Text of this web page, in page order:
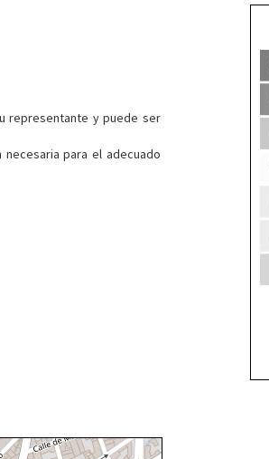
representante y puede ser
para el adecuado